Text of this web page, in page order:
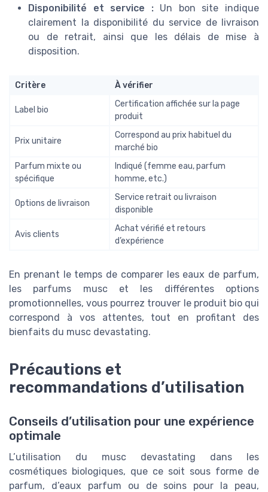
Disponibilité et service :Un bon site indique
clairement la disponibilité du service de livraison
ou de retrait, ainsi que les délais de mise à
disposition.
Critère À vérifier
Label bio
Certification affichée sur la page
produit
Prix unitaire
Correspond au prix habituel du
marché bio
Parfum mixte ou
spécifique
Indiqué (femme eau, parfum
homme, etc.)
Options de livraison
Service retrait ou livraison
disponible
Avis clients
Achat vérifié et retours
d’expérience
En prenant le temps de comparer les eaux de parfum,
les parfums musc et les différentes options
promotionnelles, vous pourrez trouver le produit bio qui
correspond à vos attentes, tout en profitant des
bienfaits du musc devastating.
Précautions et
recommandations d’utilisation
Conseils d’utilisation pour une expérience
optimale
L’utilisation du musc devastating dans les
cosmétiques biologiques, que ce soit sous forme de
parfum, d’eaux parfum ou de soins pour la peau,